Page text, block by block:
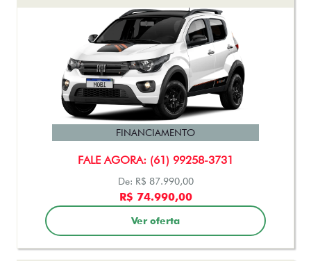
FALE AGORA: (61) 99258-3731
FINANCIAMENTO
De: R$ 87.990,00
R$ 74.990,00
Ver oferta